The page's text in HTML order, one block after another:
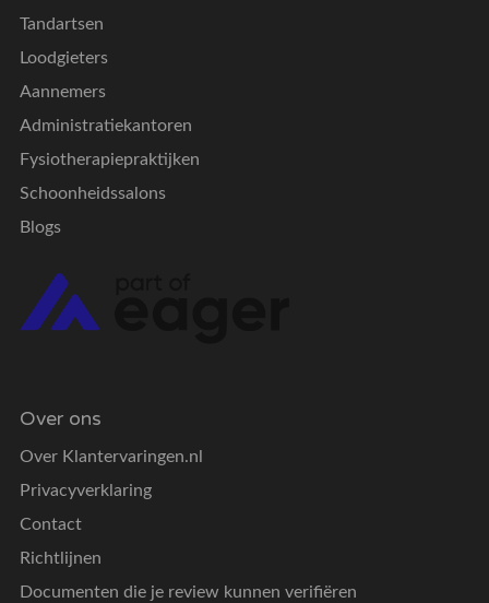
Tandartsen
Loodgieters
Aannemers
Administratiekantoren
Fysiotherapiepraktijken
Schoonheidssalons
Blogs
Over ons
Over Klantervaringen.nl
Privacyverklaring
Contact
Richtlijnen
Documenten die je review kunnen verifiëren